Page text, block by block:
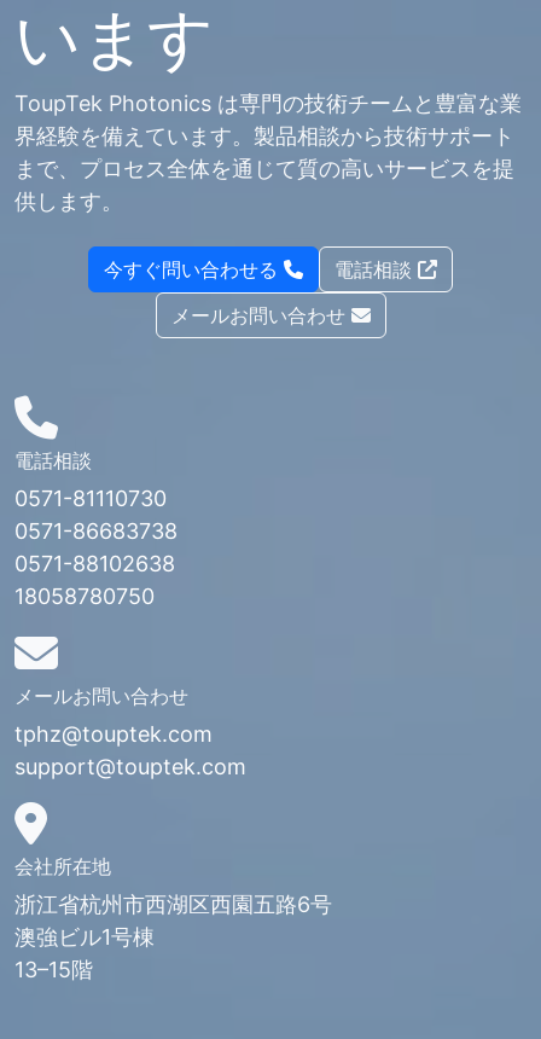
います
ToupTek Photonics は専門の技術チームと豊富な業
界経験を備えています。製品相談から技術サポート
まで、プロセス全体を通じて質の高いサービスを提
供します。
今すぐ問い合わせる
電話相談
メールお問い合わせ
電話相談
0571-81110730
0571-86683738
0571-88102638
18058780750
メールお問い合わせ
tphz@touptek.com
support@touptek.com
会社所在地
浙江省杭州市西湖区西園五路6号
澳強ビル1号棟
13–15階